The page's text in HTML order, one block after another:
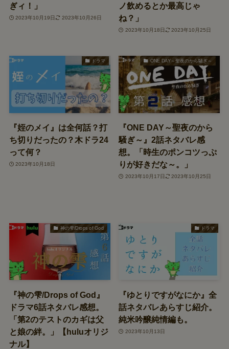
ぎィ！」
2023年10月19日 2023年10月26日
ノ飲めるとか最高じゃ
ね？」
2023年10月18日 2023年10月25日
ドラマ
『姪のメイ』は全何話？打
ち切りだったの？木ドラ24
って何？
2023年10月18日
ONE DAY～聖夜のから騒ぎ～
『ONE DAY～聖夜のから
騒ぎ～』2話ネタバレ感
想。「時生のポンコツっぷ
りが好きだな～。」
2023年10月17日 2023年10月25日
神の雫/Drops of God
『神の雫/Drops of God』
ドラマ6話ネタバレ感想。
「第2のテストのカギは父
と娘の絆。」【huluオリジ
ナル】
ドラマ
『ゆとりですがなにか』全
話ネタバレあらすじ紹介。
純米吟醸純情編も。
2023年10月13日